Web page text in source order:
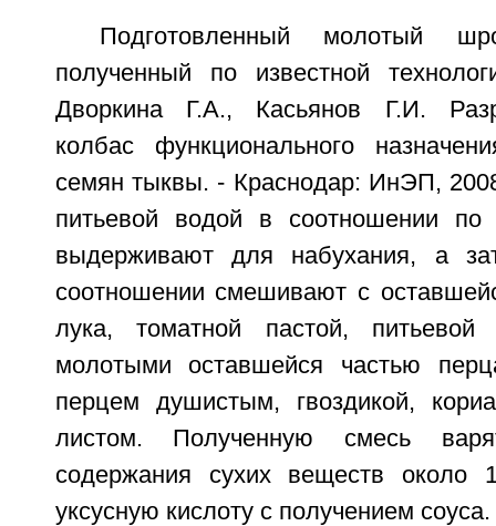
Подготовленный молотый
полученный по известной
Дворкина Г.А., Касьянов Г.И.
колбас функционального
семян тыквы. - Краснодар: ИнЭП,
питьевой водой в соотношении
выдерживают для набухания, а
соотношении смешивают с
лука, томатной пастой,
молотыми оставшейся частью
перцем душистым, гвоздикой,
листом. Полученную смесь
содержания сухих веществ около
уксусную кислоту с получением соуса.